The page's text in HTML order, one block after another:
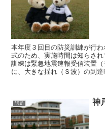
本年度３回目の防災訓練が行
式のため、実施時間は知らさ
訓練は緊急地震速報受信装置
に、大きな揺れ（Ｓ波）の到
話題 神